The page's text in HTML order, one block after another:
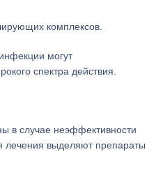
комплексов.
могут
спектра действия.
в случае неэффективности
лечения выделяют препараты